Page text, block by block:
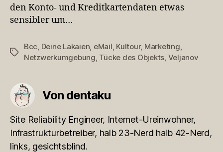
den Konto- und Kreditkartendaten etwas
sensibler um…
Schlagwörter
Bcc, Deine Lakaien, eMail, Kultour, Marketing,
Netzwerkumgebung, Tücke des Objekts, Veljanov
Von dentaku
Site Reliability Engineer, Internet-Ureinwohner,
Infrastrukturbetreiber, halb 23-Nerd halb 42-Nerd,
links, gesichtsblind.